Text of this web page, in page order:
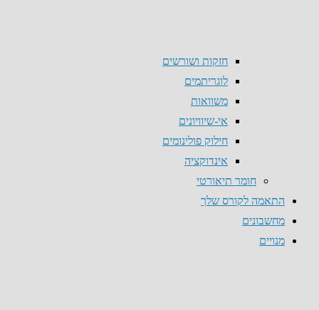
חזקות ושורשים
לוגריתמים
משוואות
אי-שיוויונים
חילוק פולינומים
אינדוקציה
חומר תיאורטי
התאמה לקורס שלך
מחשבונים
מנויים